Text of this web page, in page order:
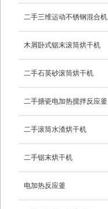
二手三维运动不锈钢混合机
木屑卧式锯末滚筒烘干机
二手石英砂滚筒烘干机
二手搪瓷电加热搅拌反应釜
二手滚筒水渣烘干机
二手锯末烘干机
电加热反应釜